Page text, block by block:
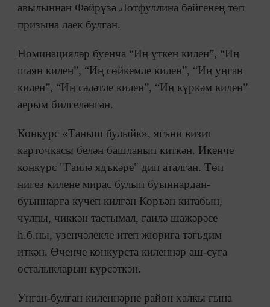
авылыннан Фәйрүзә Лотфуллина бәйгенең төп
призына лаек булган.
Номинацияләр буенча “Иң үткен килен”, “Иң
шаян килен”, “Иң сөйкемле килен”, “Иң уңган
килен”, “Иң сәләтле килен”, “Иң күркәм килен”
аерым билгеләнгән.
Конкурс «Таныш булыйк», ягъни визит
карточкасы белән башланып киткән. Икенче
конкурс "Гаилә ядъкәре" дип аталган. Төп
нигез килене мирас булып буыннардан-
буыннарга күчеп килгән Коръән китабын,
чулпы, чиккән тастымал, гаилә шаҗәрәсе
һ.б.ны, үзенчәлекле итеп жюрига тәгьдим
иткән. Өченче конкурста киленнәр аш-суга
осталыкларын күрсәткән.
Уңган-булган киленнәрне район халкы гына